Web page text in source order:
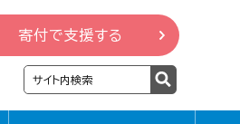
寄付で支援する